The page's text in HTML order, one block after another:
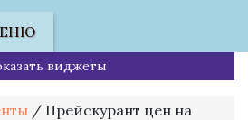
виджеты
/ Прейскурант цен на